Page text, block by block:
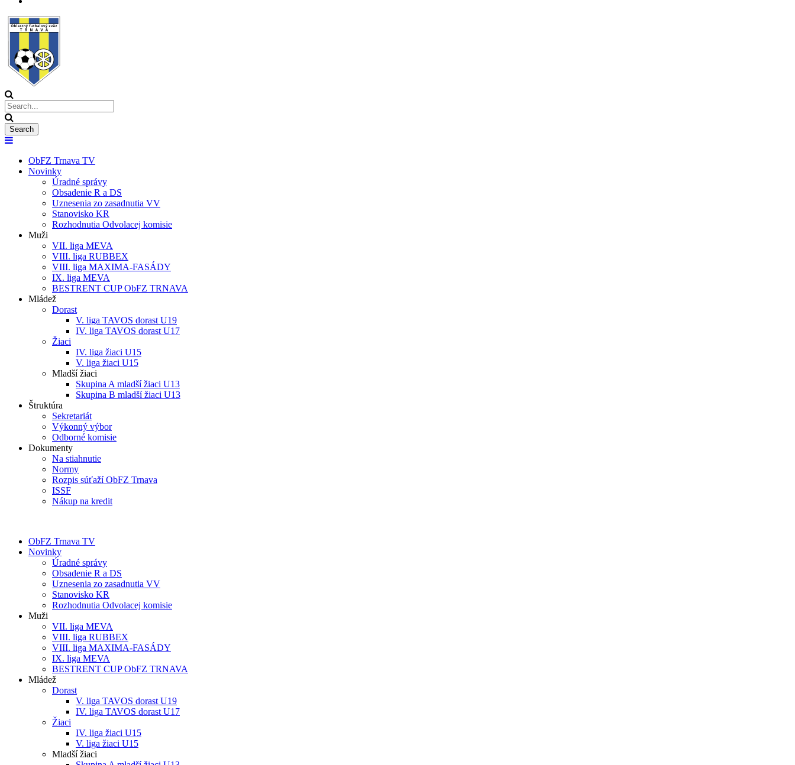
ObFZ Trnava TV
Novinky
Úradné správy
Obsadenie R a DS
Uznesenia zo zasadnutia VV
Stanovisko KR
Rozhodnutia Odvolacej komisie
Muži
VII. liga MEVA
VIII. liga RUBBEX
VIII. liga MAXIMA-FASÁDY
IX. liga MEVA
BESTRENT CUP ObFZ TRNAVA
Mládež
Dorast
V. liga TAVOS dorast U19
IV. liga TAVOS dorast U17
Žiaci
IV. liga žiaci U15
V. liga žiaci U15
Mladší žiaci
Skupina A mladší žiaci U13
Skupina B mladší žiaci U13
Štruktúra
Sekretariát
Výkonný výbor
Odborné komisie
Dokumenty
Na stiahnutie
Normy
Rozpis súťaží ObFZ Trnava
ISSF
Nákup na kredit
ObFZ Trnava TV
Novinky
Úradné správy
Obsadenie R a DS
Uznesenia zo zasadnutia VV
Stanovisko KR
Rozhodnutia Odvolacej komisie
Muži
VII. liga MEVA
VIII. liga RUBBEX
VIII. liga MAXIMA-FASÁDY
IX. liga MEVA
BESTRENT CUP ObFZ TRNAVA
Mládež
Dorast
V. liga TAVOS dorast U19
IV. liga TAVOS dorast U17
Žiaci
IV. liga žiaci U15
V. liga žiaci U15
Mladší žiaci